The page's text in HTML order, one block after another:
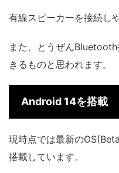
有線スピーカーを接続し
また、とうぜん
きるものと思われます。
Android 14を搭載
現時点では最新の
搭載しています。